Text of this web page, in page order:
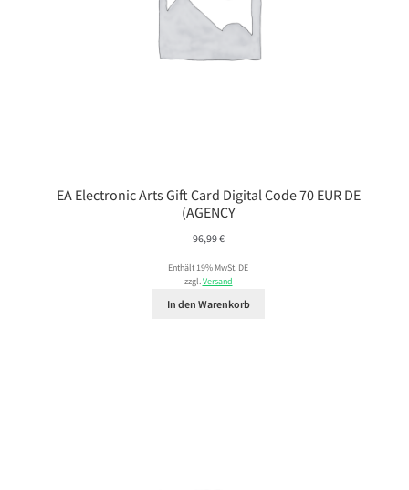
EA Electronic Arts Gift Card Digital Code 70 EUR DE
(AGENCY
96,99€
Enthält 19% MwSt. DE
zzgl.Versand
In den Warenkorb